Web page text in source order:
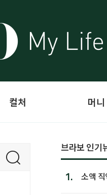
컬처 머니
브라보 인기
1.
소액